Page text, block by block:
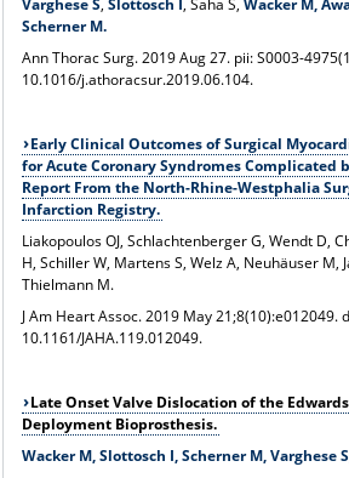
Scherner M.
Ann Thorac Surg. 2019 Aug 27. pii: S0003-
10.1016/j.athoracsur.2019.06.104.
Early Clinical Outcomes of Surgical
for Acute Coronary Syndromes Complicated
Report From the North-Rhine-Westphalia
Infarction Registry.
Liakopoulos OJ, Schlachtenberger G, Wendt D,
H, Schiller W, Martens S, Welz A, Neuhäuser M,
Thielmann M.
J Am Heart Assoc. 2019 May 21;8(10):e012049.
10.1161/JAHA.119.012049.
Late Onset Valve Dislocation of the
Deployment Bioprosthesis.
Wacker M, Slottosch I, Scherner M, Varghese